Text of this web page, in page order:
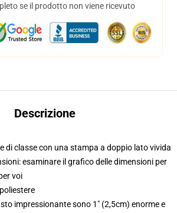
se il prodotto non viene ricevuto
Descrizione
di classe con una stampa a doppio lato vivida
esaminare il grafico delle dimensioni per
voi
impressionante sono 1" (2,5cm) enorme e